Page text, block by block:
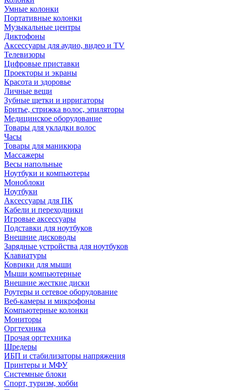
Умные колонки
Портативные колонки
Музыкальные центры
Диктофоны
Аксессуары для аудио, видео и TV
Телевизоры
Цифровые приставки
Проекторы и экраны
Красота и здоровье
Личные вещи
Зубные щетки и ирригаторы
Бритье, стрижка волос, эпиляторы
Медицинское оборудование
Товары для укладки волос
Часы
Товары для маникюра
Массажеры
Весы напольные
Ноутбуки и компьютеры
Моноблоки
Ноутбуки
Аксессуары для ПК
Кабели и переходники
Игровые аксессуары
Подставки для ноутбуков
Внешние дисководы
Зарядные устройства для ноутбуков
Клавиатуры
Коврики для мыши
Мыши компьютерные
Внешние жесткие диски
Роутеры и сетевое оборудование
Веб-камеры и микрофоны
Компьютерные колонки
Мониторы
Оргтехника
Прочая оргтехника
Шредеры
ИБП и стабилизаторы напряжения
Принтеры и МФУ
Системные блоки
Спорт, туризм, хобби